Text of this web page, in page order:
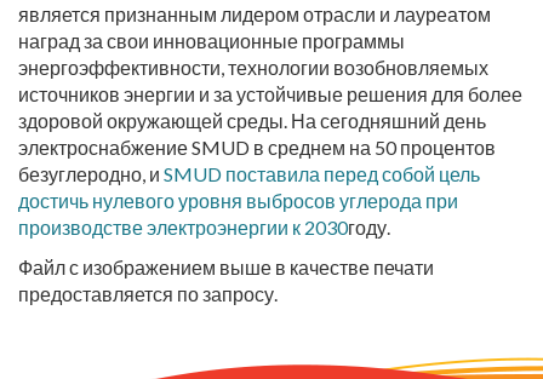
является признанным лидером отрасли и лауреатом
наград за свои инновационные программы
энергоэффективности, технологии возобновляемых
источников энергии и за устойчивые решения для более
здоровой окружающей среды. На сегодняшний день
электроснабжение SMUD в среднем на 50 процентов
безуглеродно, и SMUD поставила перед собой цель
достичь нулевого уровня выбросов углерода при
производстве электроэнергии к 2030году.
Файл с изображением выше в качестве печати
предоставляется по запросу.